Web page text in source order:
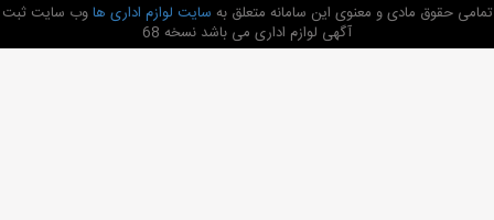
تمامی حقوق مادی و معنوی این سامانه متعلق به سایت لوازم اداری هاوب سایت ثبت
آگهی لوازم اداری می باشد نسخه 68